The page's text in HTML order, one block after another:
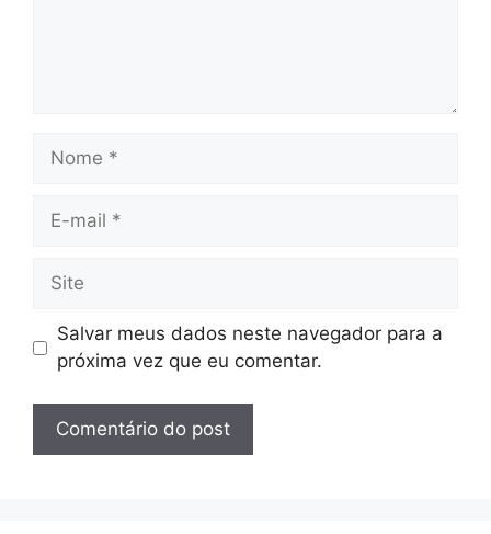
Nome
Site
Salvar meus dados neste navegador para a
próxima vez que eu comentar.